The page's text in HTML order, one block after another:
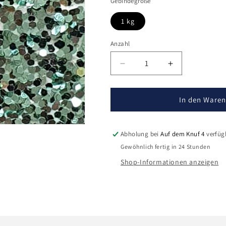
1 kg
Anzahl
Verringere
die
Menge
Metallic-
Sea
Mist
Erhöhe
die
Menge
für
Metallic-
Sea
Mist
In den
Abholung beiAuf dem Knuf 4
Gewöhnlich fertig in 24 Stunden
Shop-Informationen anzeigen